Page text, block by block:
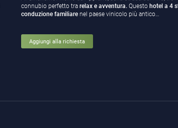
connubio perfetto tra relax e avventura.Questo hotel a 4
conduzione familiarenel paese vinicolo più antico…
Aggiungi alla richiesta